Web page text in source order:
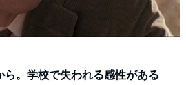
。学校で失われる感性がある